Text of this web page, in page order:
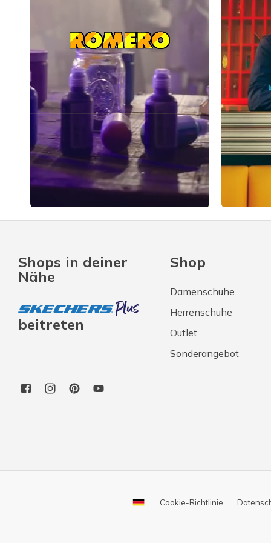
Shops in deiner
Nähe
beitreten
Shop
Damenschuhe
Herrenschuhe
Outlet
Sonderangebot
Cookie-Richtlinie